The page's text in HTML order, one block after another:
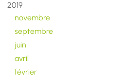
2019
novembre
septembre
juin
avril
février